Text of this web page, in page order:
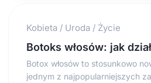
Kobieta / Uroda / Życie
Botoks włosów: jak
Botox włosów to stosunkowo
jednym z najpopularniejszych